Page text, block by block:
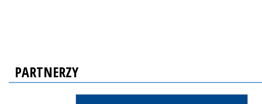
PARTNERZY